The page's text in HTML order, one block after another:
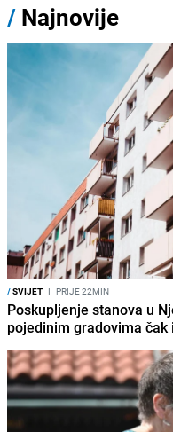
/ Najnovije
/SVIJET I PRIJE 22MIN
Poskupljenje stanova u
pojedinim gradovima čak